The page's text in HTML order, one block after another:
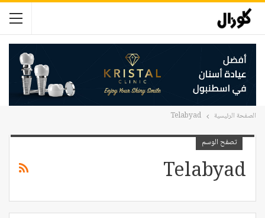
الصفحة الرئيسية Telabyad
تصفح الوسم
Telabyad